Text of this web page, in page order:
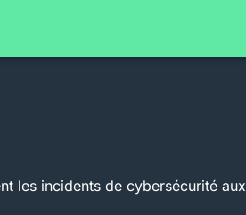
les incidents de cybersécurité